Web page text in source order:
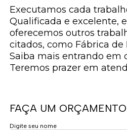
Executamos cada
Qualificada e excelente,
oferecemos outros
citados, como Fábrica de
Saiba mais entrando em
Teremos prazer em
FAÇA UM ORÇAMENTO
Digite seu nome